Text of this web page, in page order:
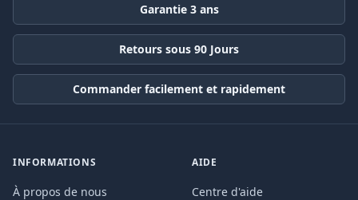
Garantie 3 ans
Retours sous 90 Jours
Commander facilement et rapidement
INFORMATIONS
À propos de nous
AIDE
Centre d'aide